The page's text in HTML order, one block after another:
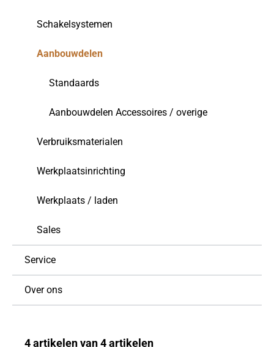
Schakelsystemen
Aanbouwdelen
Standaards
Aanbouwdelen Accessoires / overige
Verbruiksmaterialen
Werkplaatsinrichting
Werkplaats / laden
Sales
Service
Over ons
4 artikelen van 4 artikelen